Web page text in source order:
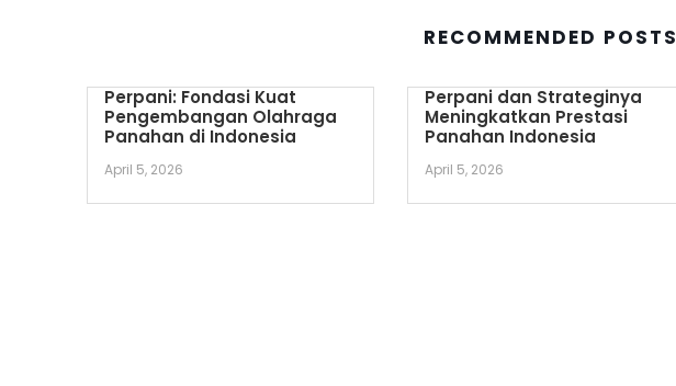
RECOMMENDED POSTS
Perpani: Fondasi Kuat
Pengembangan Olahraga
Panahan di Indonesia
April 5, 2026
Perpani dan Strateginya
Meningkatkan Prestasi
Panahan Indonesia
April 5, 2026